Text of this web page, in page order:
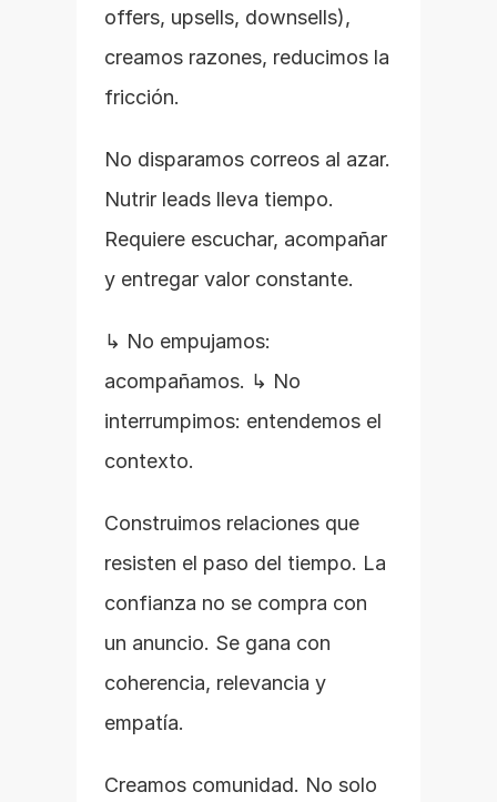
offers, upsells, downsells),
creamos razones, reducimos la
fricción.
No disparamos correos al azar.
Nutrir leads lleva tiempo.
Requiere escuchar, acompañar
y entregar valor constante.
↳ No empujamos:
acompañamos. ↳ No
interrumpimos: entendemos el
contexto.
Construimos relaciones que
resisten el paso del tiempo. La
confianza no se compra con
un anuncio. Se gana con
coherencia, relevancia y
empatía.
Creamos comunidad. No solo